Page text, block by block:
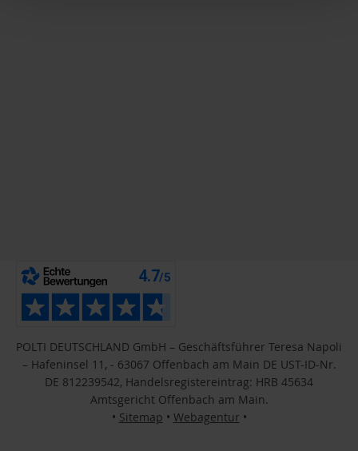
POLTI DEUTSCHLAND GmbH – Geschäftsführer Teresa Napoli
– Hafeninsel 11, - 63067 Offenbach am Main DE UST-ID-Nr.
DE 812239542, Handelsregistereintrag: HRB 45634
Amtsgericht Offenbach am Main.
• Sitemap • Webagentur •